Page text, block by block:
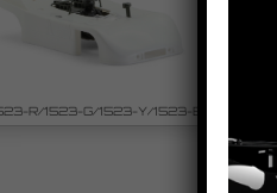
R/1523-G/1523-Y/1523-B